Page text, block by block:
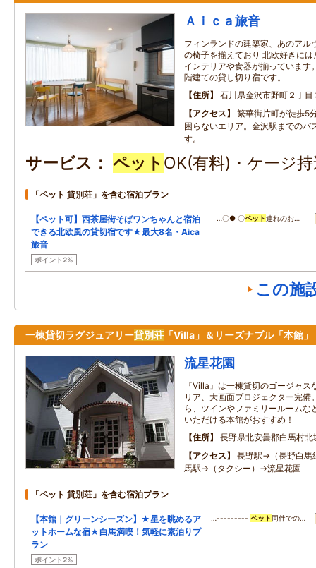
Ａｉｃａ旅音
フィンランドの建築家、あのアル
の椅子を揃えており 北欧好きに
インテリアや食器が揃っています
階建ての貸し切り宿です。
住所
石川県金沢市野町２丁目
アクセス
繁華街片町が徒歩5
困らないエリア。金沢駅までのバ
す。
サービス ペット OK(有料)・ケージ
「ペット 貸別荘」を含む宿泊プラン
【ペット可】西茶屋街そばワンちゃんと宿泊
できる北欧風の貸切宿です★最大8名・Aica
旅音
ポイント2%
…〇● 〇ペット連れのお…
この施
一棟貸切ラグジュアリー貸別荘 「Villa」＆リーズナブル「本館」
流星花園
『Villa』は一棟貸切のゴージャス
リア、大画面プロジェクター完備
ら、ツインやファミリールームな
いただける本館がおすすめ！
住所
長野県北安曇郡白馬村
アクセス
長野駅→（長野白馬
馬駅→（タクシー）→流星花園
「ペット 貸別荘」を含む宿泊プラン
【本館｜グリーンシーズン】★星を眺めるア
ットホームな宿★白馬満喫！気軽に素泊りプ
ラン
ポイント2%
…--------- ペット 同伴での…